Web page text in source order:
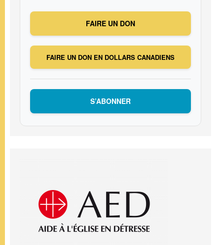
FAIRE UN DON
FAIRE UN DON EN DOLLARS CANADIENS
S’ABONNER